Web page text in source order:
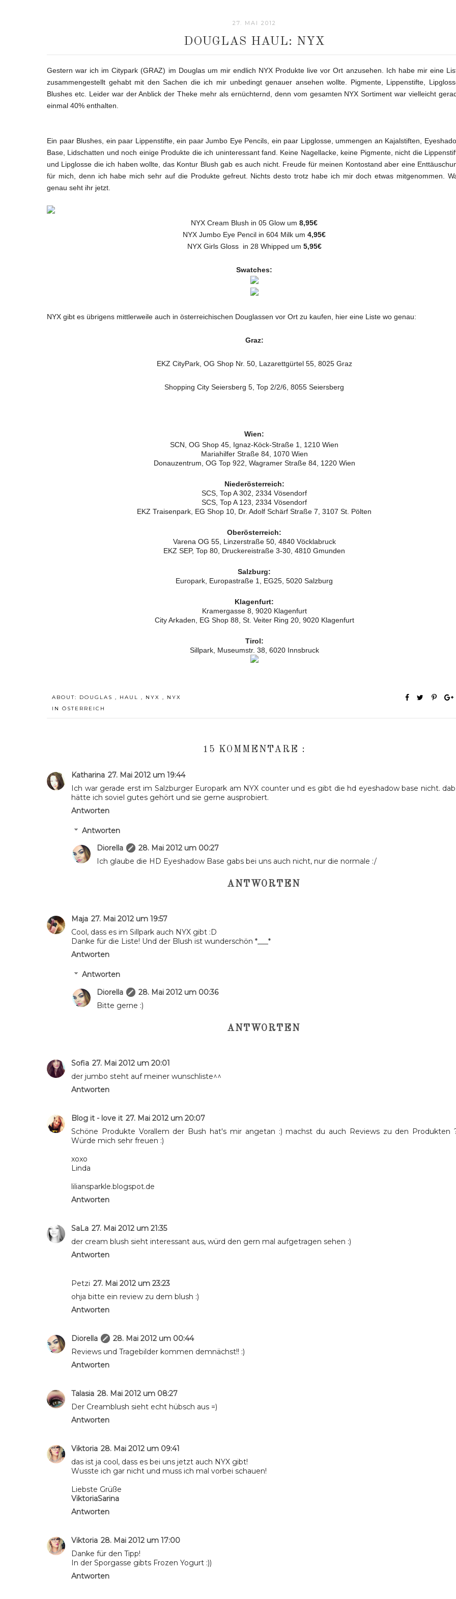
27. MAI 2012
DOUGLAS HAUL: NYX
Gestern war ich im Citypark (GRAZ) im Douglas um mir endlich NYX Produkte live vor Ort anzusehen. Ich habe mir eine
zusammengestellt gehabt mit den Sachen die ich mir unbedingt genauer ansehen wollte. Pigmente, Lippenstifte,
Blushes etc. Leider war der Anblick der Theke mehr als ernüchternd, denn vom gesamten NYX Sortiment war vielleicht
einmal 40% enthalten.
Ein paar Blushes, ein paar Lippenstifte, ein paar Jumbo Eye Pencils, ein paar Lipglosse, ummengen an Kajalstiften,
Base, Lidschatten und noch einige Produkte die ich uninteressant fand. Keine Nagellacke, keine Pigmente, nicht die
und Lipglosse die ich haben wollte, das Kontur Blush gab es auch nicht. Freude für meinen Kontostand aber eine
für mich, denn ich habe mich sehr auf die Produkte gefreut. Nichts desto trotz habe ich mir doch etwas mitgenommen.
genau seht ihr jetzt.
NYX Cream Blush in 05 Glow um 8,95€
NYX Jumbo Eye Pencil in 604 Milk um 4,95€
NYX Girls Gloss in 28 Whipped um 5,95€
Swatches:
NYX gibt es übrigens mittlerweile auch in österreichischen Douglassen vor Ort zu kaufen, hier eine Liste wo genau:
Graz:
EKZ CityPark, OG Shop Nr. 50, Lazarettgürtel 55, 8025 Graz
Shopping City Seiersberg 5, Top 2/2/6, 8055 Seiersberg
Wien:
SCN, OG Shop 45, Ignaz-Köck-Straße 1, 1210 Wien
Mariahilfer Straße 84, 1070 Wien
Donauzentrum, OG Top 922, Wagramer Straße 84, 1220 Wien
Niederösterreich:
SCS, Top A 302, 2334 Vösendorf
SCS, Top A 123, 2334 Vösendorf
EKZ Traisenpark, EG Shop 10, Dr. Adolf Schärf Straße 7, 3107 St. Pölten
Oberösterreich:
Varena OG 55, Linzerstraße 50, 4840 Vöcklabruck
EKZ SEP, Top 80, Druckereistraße 3-30, 4810 Gmunden
Salzburg:
Europark, Europastraße 1, EG25, 5020 Salzburg
Klagenfurt:
Kramergasse 8, 9020 Klagenfurt
City Arkaden, EG Shop 88, St. Veiter Ring 20, 9020 Klagenfurt
Tirol:
Sillpark, Museumstr. 38, 6020 Innsbruck
ABOUT: DOUGLAS , HAUL , NYX , NYX
IN ÖSTERREICH
15 KOMMENTARE :
Katharina 27. Mai 2012 um 19:44
Ich war gerade erst im Salzburger Europark am NYX counter und es gibt die hd eyeshadow base nicht.
hätte ich soviel gutes gehört und sie gerne ausprobiert.
Antworten
Antworten
Diorella
28. Mai 2012 um 00:27
Ich glaube die HD Eyeshadow Base gabs bei uns auch nicht, nur die normale :/
ANTWORTEN
Maja 27. Mai 2012 um 19:57
Cool, dass es im Sillpark auch NYX gibt :D
Danke für die Liste! Und der Blush ist wunderschön *___*
Antworten
Antworten
Diorella
28. Mai 2012 um 00:36
Bitte gerne :)
ANTWORTEN
Sofia 27. Mai 2012 um 20:01
der jumbo steht auf meiner wunschliste^^
Antworten
Blog it - love it 27. Mai 2012 um 20:07
Schöne Produkte Vorallem der Bush hat's mir angetan :) machst du auch Reviews zu den Produkten
Würde mich sehr freuen :)
xoxo
Linda
liliansparkle.blogspot.de
Antworten
SaLa 27. Mai 2012 um 21:35
der cream blush sieht interessant aus, würd den gern mal aufgetragen sehen :)
Antworten
Petzi 27. Mai 2012 um 23:23
ohja bitte ein review zu dem blush :)
Antworten
Diorella
28. Mai 2012 um 00:44
Reviews und Tragebilder kommen demnächst!! :)
Antworten
Talasia 28. Mai 2012 um 08:27
Der Creamblush sieht echt hübsch aus =)
Antworten
Viktoria 28. Mai 2012 um 09:41
das ist ja cool, dass es bei uns jetzt auch NYX gibt!
Wusste ich gar nicht und muss ich mal vorbei schauen!
Liebste Grüße
ViktoriaSarina
Antworten
Viktoria 28. Mai 2012 um 17:00
Danke für den Tipp!
In der Sporgasse gibts Frozen Yogurt :))
Antworten